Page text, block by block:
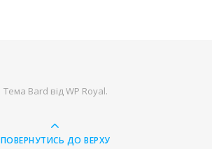
Тема Bard від WP Royal.
ПОВЕРНУТИСЬ ДО ВЕРХУ